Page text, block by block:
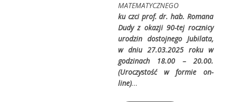
MATEMATYCZNEGO
ku czci prof. dr. hab. Romana
Dudy z okazji 90-tej rocznicy
urodzin dostojnego Jubilata,
w dniu 27.03.2025 roku w
godzinach 18.00 – 20.00.
(Uroczystość w formie on-
line)...